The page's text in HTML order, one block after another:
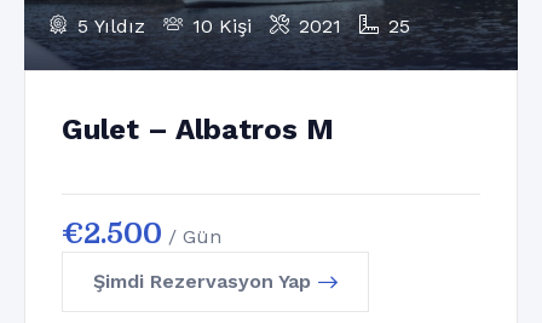
5 Yıldız 10 Kişi 2021 25
Gulet – Albatros M
€2.500 / Gün
Şimdi Rezervasyon Yap